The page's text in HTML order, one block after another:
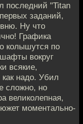
последний "Titan
заданий,
Ну что
Графика
колышутся по
вокруг
всякие,
надо. Убил
сложно, но
великолепная,
моментально-